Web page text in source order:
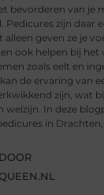
bevorderen van je
Pedicures zijn daar
alleen geven ze je
ook helpen bij het
zoals eelt en
de ervaring van
zijn, wat
welzijn. In deze
in